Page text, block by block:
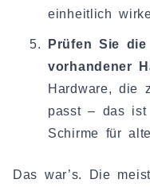
einheitlich
Prüfen Sie
vorhandener
Hardware, die
passt – das ist
Schirme für
Das war’s. Die